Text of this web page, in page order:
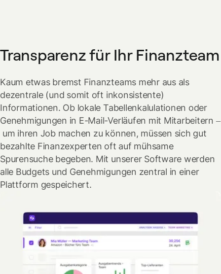
Transparenz für Ihr Finanzteam
Kaum etwas bremst Finanzteams mehr aus als
dezentrale (und somit oft inkonsistente)
Informationen. Ob lokale Tabellenkalulationen oder
Genehmigungen in E-Mail-Verläufen mit Mitarbeitern –
um ihren Job machen zu können, müssen sich gut
bezahlte Finanzexperten oft auf mühsame
Spurensuche begeben. Mit unserer Software werden
alle Budgets und Genehmigungen zentral in einer
Plattform gespeichert.